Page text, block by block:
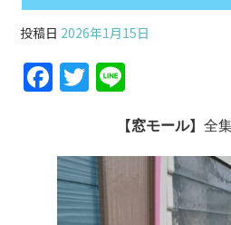
投稿日 2026年1月15日
Facebook
Twitter
【窓モール】 全